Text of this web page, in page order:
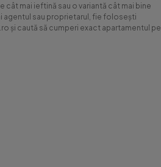
mai ieftină sau o variantă cât mai bine
agentul sau proprietarul, fie folosești
și caută să cumperi exact apartamentul pe